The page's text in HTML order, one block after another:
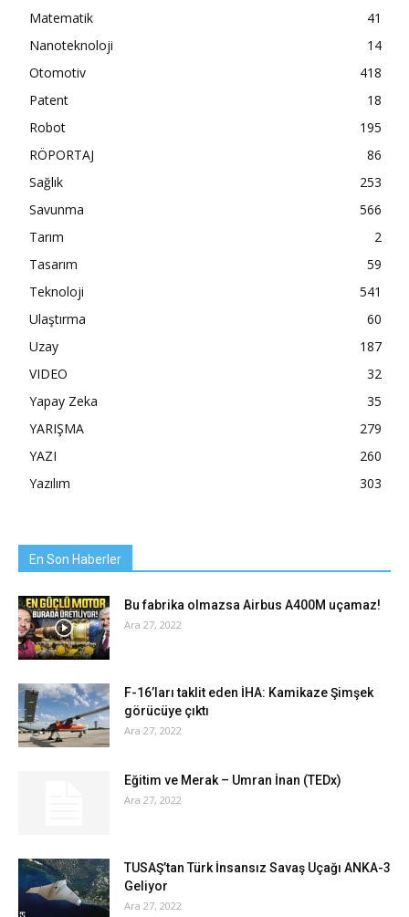
Matematik
41
Nanoteknoloji
14
Otomotiv
418
Patent
18
Robot
195
RÖPORTAJ
86
Sağlık
253
Savunma
566
Tarım
2
Tasarım
59
Teknoloji
541
Ulaştırma
60
Uzay
187
VIDEO
32
Yapay Zeka
35
YARIŞMA
279
YAZI
260
Yazılım
303
En Son Haberler
Bu fabrika olmazsa Airbus A400M uçamaz!
Ara 27, 2022
F-16’ları taklit eden İHA: Kamikaze Şimşek
görücüye çıktı
Ara 27, 2022
Eğitim ve Merak – Umran İnan (TEDx)
Ara 27, 2022
TUSAŞ’tan Türk İnsansız Savaş Uçağı ANKA-3
Geliyor
Ara 27, 2022